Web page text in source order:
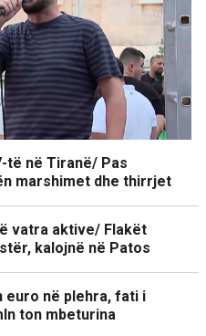
të në Tiranë/ Pas
marshimet dhe thirrjet
vatra aktive/ Flakët
kalojnë në Patos
euro në plehra, fati i
ton mbeturina